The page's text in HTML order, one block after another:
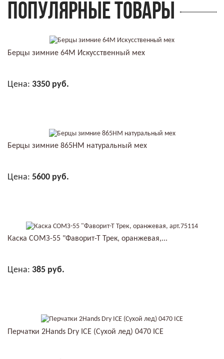
ПОПУЛЯРНЫЕ ТОВАРЫ
Берцы зимние 64М Искусственный мех
Цена: 3350 руб.
Берцы зимние 865НМ натуральный мех
Цена: 5600 руб.
Каска СОМЗ-55 "Фаворит-Т Трек, оранжевая,...
Цена: 385 руб.
Перчатки 2Hands Dry ICE (Сухой лед) 0470 ICE